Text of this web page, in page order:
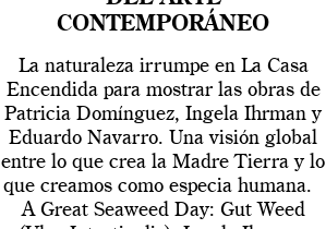
CONTEMPORÁNEO
La naturaleza irrumpe en La Casa
Encendida para mostrar las obras de
Patricia Domínguez, Ingela Ihrman y
Eduardo Navarro. Una visión global
entre lo que crea la Madre Tierra y lo
que creamos como especia humana.
A Great Seaweed Day: Gut Weed